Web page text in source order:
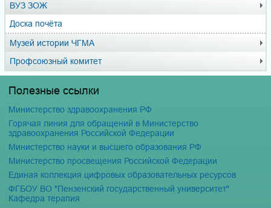
ВУЗ ЗОЖ
Доска почёта
Музей истории ЧГМА
Профсоюзный комитет
Полезные ссылки
Министерство здравоохранения РФ
Горячая линия для обращений в Министерство
здравоохранения Российской Федерации
Министерство науки и высшего образования РФ
Министерство просвещения Российской Федерации
Единая коллекция цифровых образовательных ресурсов
ФГБОУ ВО "Пензенский государственный университет"
Кафедра терапия